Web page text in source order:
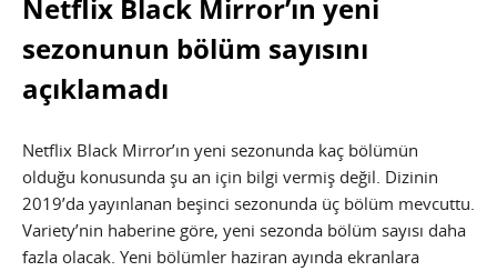
Netflix Black Mirror’ın yeni
sezonunun bölüm sayısını
açıklamadı
Netflix Black Mirror’ın yeni sezonunda kaç bölümün
olduğu konusunda şu an için bilgi vermiş değil. Dizinin
2019’da yayınlanan beşinci sezonunda üç bölüm mevcuttu.
Variety’nin haberine göre, yeni sezonda bölüm sayısı daha
fazla olacak. Yeni bölümler haziran ayında ekranlara